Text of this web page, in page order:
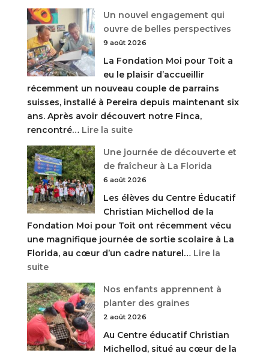
Un nouvel engagement qui
ouvre de belles perspectives
9 août 2026
La Fondation Moi pour Toit a
eu le plaisir d’accueillir
récemment un nouveau couple de parrains
suisses, installé à Pereira depuis maintenant six
ans. Après avoir découvert notre Finca,
rencontré… Lire la suite:
nouvel
engagement
qui
ouvre
de
belles
perspectives
Une journée de découverte et
de fraîcheur à La Florida
6 août 2026
Les élèves du Centre Éducatif
Christian Michellod de la
Fondation Moi pour Toit ont récemment vécu
une magnifique journée de sortie scolaire à La
Florida, au cœur d’un cadre naturel… Lire la
suite:
Une
journée
de
découverte
et
de
Nos enfants apprennent à
planter des graines
2 août 2026
Au Centre éducatif Christian
Michellod, situé au cœur de la